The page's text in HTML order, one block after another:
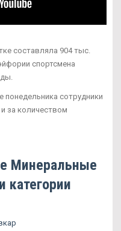
составляла 904 тыс.
спортсмена
понедельника сотрудники
за количеством
Минеральные
категории